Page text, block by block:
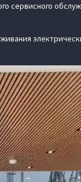
сервисного